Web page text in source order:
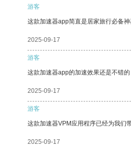
游客
这款加速器app简直是居家旅行必备
2025-09-17
游客
这款加速器app的加速效果还是不错
2025-09-17
游客
这款加速器VPM应用程序已经为我们
2025-09-17